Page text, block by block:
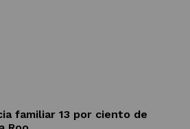
familiar 13 por ciento de